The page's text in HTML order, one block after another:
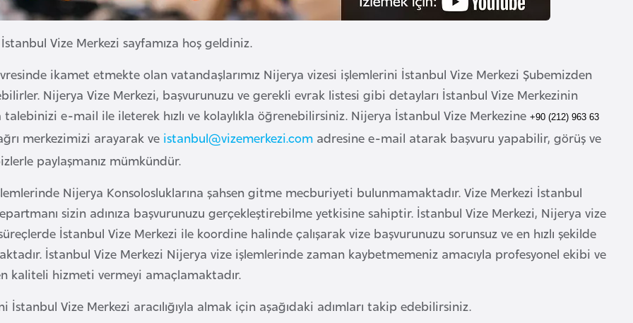
Vize Merkezi sayfamıza hoş geldiniz.
ikamet etmekte olan vatandaşlarımız Nijerya vizesi işlemlerini İstanbul Vize Merkezi Şubemizden
Nijerya Vize Merkezi, başvurunuzu ve gerekli evrak listesi gibi detayları İstanbul Vize Merkezinin
talebinizi e-mail ile ileterek hızlı ve kolaylıkla öğrenebilirsiniz. Nijerya İstanbul Vize Merkezine +90 (212) 963 63
merkezimizi arayarak ve istanbul@vizemerkezi.com adresine e-mail atarak başvuru yapabilir, görüş ve
paylaşmanız mümkündür.
Nijerya Konsolosluklarına şahsen gitme mecburiyeti bulunmamaktadır. Vize Merkezi İstanbul
sizin adınıza başvurunuzu gerçekleştirebilme yetkisine sahiptir. İstanbul Vize Merkezi, Nijerya vize
İstanbul Vize Merkezi ile koordine halinde çalışarak vize başvurunuzu sorunsuz ve en hızlı şekilde
İstanbul Vize Merkezi Nijerya vize işlemlerinde zaman kaybetmemeniz amacıyla profesyonel ekibi ve
kaliteli hizmeti vermeyi amaçlamaktadır.
İstanbul Vize Merkezi aracılığıyla almak için aşağıdaki adımları takip edebilirsiniz.